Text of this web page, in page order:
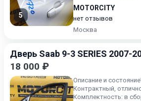
5
MOTORCITY
нет отзывов
Москва
Дверь Saab 9-3 SERIES 2007-
18 000 ₽
Описание и
Контрактный,
Комплектность: в